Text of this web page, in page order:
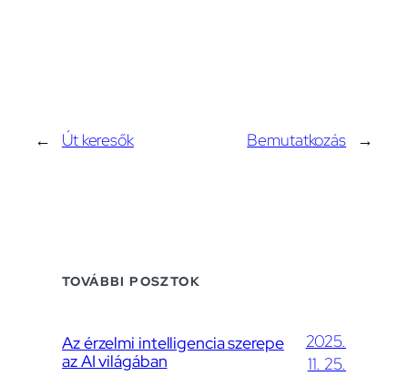
← Út keresők Bemutatkozás →
TOVÁBBI POSZTOK
Az érzelmi intelligencia szerepe
az AI világában
2025.
11. 25.